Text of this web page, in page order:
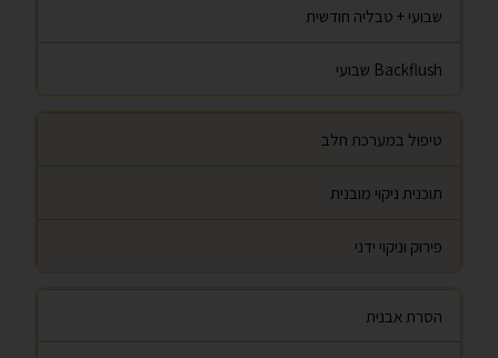
שבועי + טבליה חודשית
Backflush שבועי
טיפול במערכת חלב
תוכנית ניקוי מובנית
פירוק וניקוי ידני
הסרת אבנית